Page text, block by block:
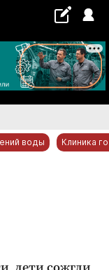
воды Клиника